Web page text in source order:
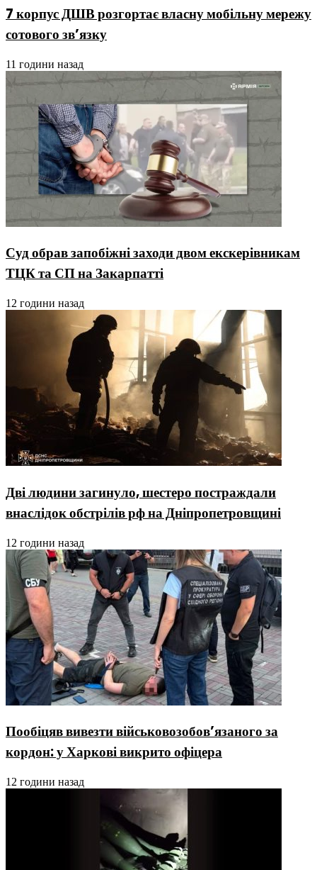
7 корпус ДШВ розгортає власну мобільну мережу
сотового зв’язку
11 години назад
Суд обрав запобіжні заходи двом екскерівникам
ТЦК та СП на Закарпатті
12 години назад
Дві людини загинуло, шестеро постраждали
внаслідок обстрілів рф на Дніпропетровщині
12 години назад
Пообіцяв вивезти військовозобов’язаного за
кордон: у Харкові викрито офіцера
12 години назад